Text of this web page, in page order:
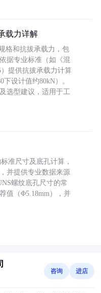
载力详解
格和抗拔承载力，包
据专业标准（如《混
提供抗拔承载力计算
设计值约80kN）。
选型建议，适用于工
准尺寸及底孔计算，
并提供专业数据来源
螺纹底孔尺寸的常
值（Φ5.18mm），并
咨询 进店